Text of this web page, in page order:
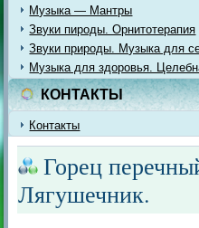
Музыка — Мантры
Звуки пироды. Орнитотерапия
Звуки природы. Музыка для
Музыка для здоровья.
КОНТАКТЫ
Контакты
Горец
Лягушечник.